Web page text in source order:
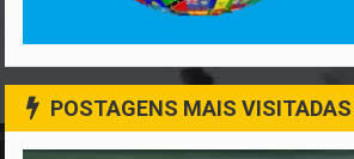
POSTAGENS MAIS VISITADAS